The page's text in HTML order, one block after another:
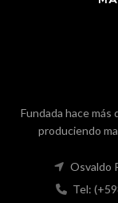
Fundada hace
produciendo
Osvaldo
Tel: